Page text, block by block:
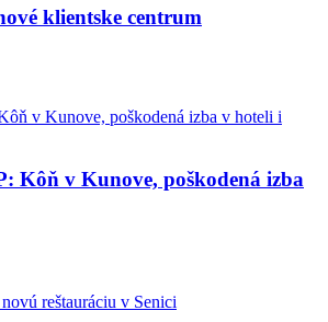
klientske centrum
Kôň v Kunove, poškodená izba